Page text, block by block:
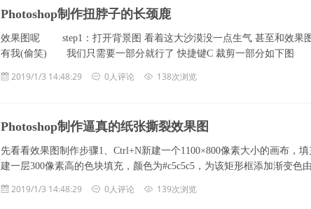
Photoshop制作扭脖子的长颈鹿
效果图呢 step1：打开背景图 看着这大沙漠没一点生气 甚至和效果
有我(偷笑) 我们只需要一部分就行了 快捷键C 裁剪一部分如下图
2019/1/3 14:48:29 0人评论 138次浏览
Photoshop制作逼真的纸张撕裂效果图
先看看效果图制作步骤1、Ctrl+N新建一个1100×800像素大小的画布，
建一层300像素高的色块填充，颜色为#c5c5c5，为该矩形框添加渐变色
2019/1/3 14:48:29 0人评论 139次浏览